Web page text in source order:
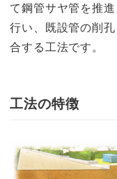
て鋼管サヤ管を推
行い、既設管の削
合する工法です。
工法の特徴